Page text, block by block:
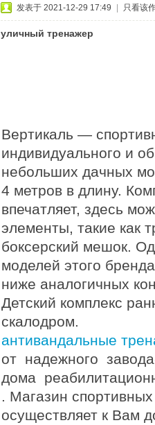
发表于 2021-12-29 17:49 只看该
уличный тренажер
Вертикаль —
индивидуального и
небольших дачных
4 метров в длину.
впечатляет, здесь
элементы, такие как
боксерский мешок.
моделей этого
ниже аналогичных
Детский комплекс
скалодром.
антивандальные
от надежного
дома
. Магазин
осуществляет к Вам